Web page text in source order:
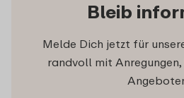
Bleib
Melde Dich jetzt für
randvoll mit